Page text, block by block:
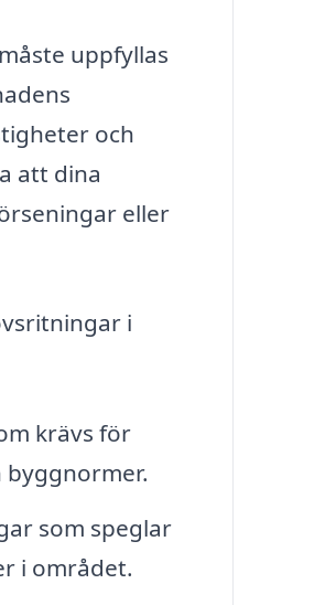
uppfyllas
och
att dina
eller
i
krävs för
byggnormer.
som speglar
i området.